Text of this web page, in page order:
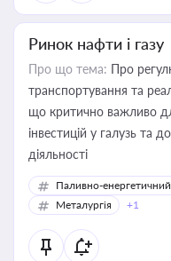
Ринок нафти і газу
Про що тема: Про
транспортування та
що критично важливо
інвестицій у галузь та
діяльності
Паливно-
Металургія
+1